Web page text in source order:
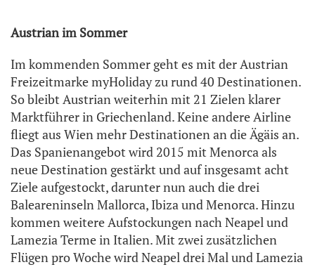
Austrian im Sommer
Im kommenden Sommer geht es mit der Austrian
Freizeitmarke myHoliday zu rund 40 Destinationen.
So bleibt Austrian weiterhin mit 21 Zielen klarer
Marktführer in Griechenland. Keine andere Airline
fliegt aus Wien mehr Destinationen an die Ägäis an.
Das Spanienangebot wird 2015 mit Menorca als
neue Destination gestärkt und auf insgesamt acht
Ziele aufgestockt, darunter nun auch die drei
Baleareninseln Mallorca, Ibiza und Menorca. Hinzu
kommen weitere Aufstockungen nach Neapel und
Lamezia Terme in Italien. Mit zwei zusätzlichen
Flügen pro Woche wird Neapel drei Mal und Lamezia